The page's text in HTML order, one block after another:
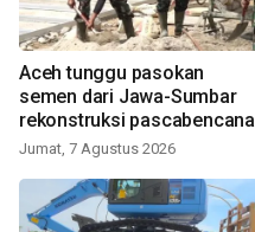
Aceh tunggu pasokan
semen dari Jawa-Sumbar
rekonstruksi pascabencana
Jumat, 7 Agustus 2026